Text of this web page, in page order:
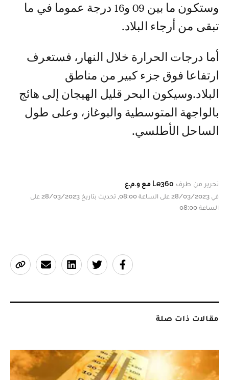
وستكون ما بين 09 و16 درجة عموما في ما
تبقى من أرجاء البلاد.
أما درجات الحرارة خلال النهار، فستعرف
ارتفاعا فوق جزء كبير من مناطق
البلاد.وسيكون البحر قليل الهيجان إلى هائج
بالواجهة المتوسطية والبوغاز، وعلى طول
الساحل الأطلسي.
تحرير من طرف Le360 مع و.م.ع
في 28/03/2023 على الساعة 08:00, تحديث بتاريخ 28/03/2023 على
الساعة 08:00
مقالات ذات صلة